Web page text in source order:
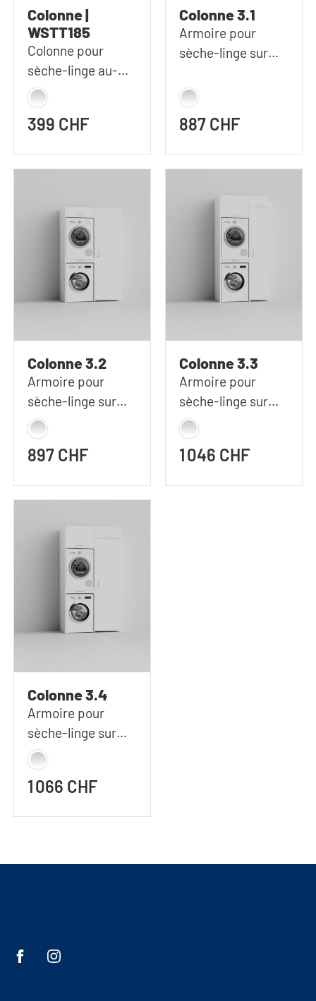
Colonne |
WSTT185
Colonne pour
sèche-linge au-
dessus de la
machine à laver |
67x185 cm (LxH)
399 CHF
Colonne 3.1
Armoire pour
sèche-linge sur
112x207 cm (LxH)
887 CHF
Colonne 3.2
Armoire pour
sèche-linge sur
machine à laver |
127x207 cm (LxH)
897 CHF
Colonne 3.3
Armoire pour
sèche-linge sur
machine à laver |
112x233 cm (LxH)
1 046 CHF
Colonne 3.4
Armoire pour
sèche-linge sur
machine à laver |
127x233 cm (LxH)
1 066 CHF